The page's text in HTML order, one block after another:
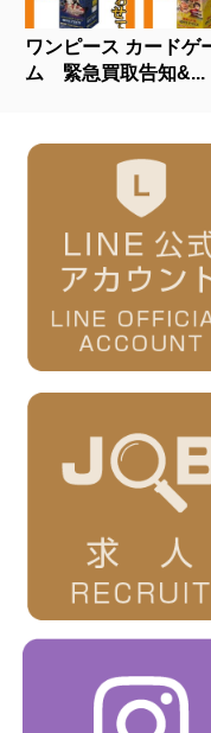
ワンピース カードゲ
ム 緊急買取告知&...